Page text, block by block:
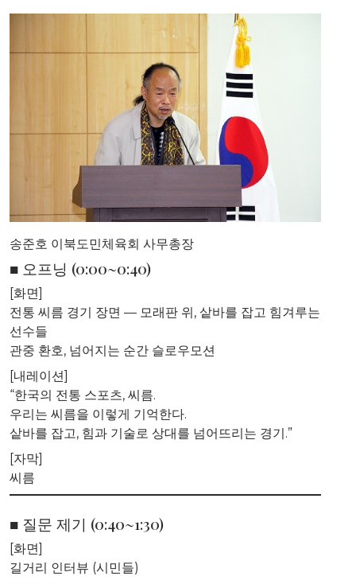
송준호 이북도민체육회 사무총장
■ 오프닝 (0:00~0:40)
[화면]
전통 씨름 경기 장면 — 모래판 위, 샅바를 잡고 힘겨루는
선수들
관중 환호, 넘어지는 순간 슬로우모션
[내레이션]
“한국의 전통 스포츠, 씨름.
우리는 씨름을 이렇게 기억한다.
샅바를 잡고, 힘과 기술로 상대를 넘어뜨리는 경기.”
[자막]
씨름
■ 질문 제기 (0:40~1:30)
[화면]
길거리 인터뷰 (시민들)